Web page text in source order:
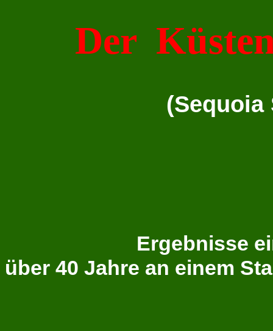
Der
(Sequoia
Ergebnisse
über 40 Jahre an einem